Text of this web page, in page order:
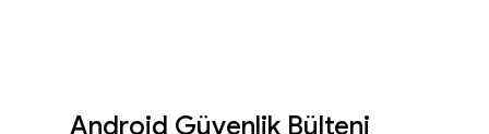
Android Güvenlik Bülteni